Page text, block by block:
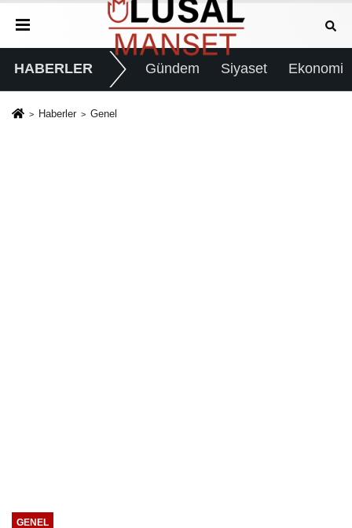
HABERLER Gündem Siyaset Ekonomi
Haberler Genel
GENEL